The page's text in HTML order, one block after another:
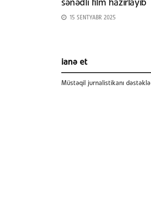
sənədli film hazırlayıb
15 SENTYABR 2025
ianə et
Müstəqil jurnalistikanı dəstəklə